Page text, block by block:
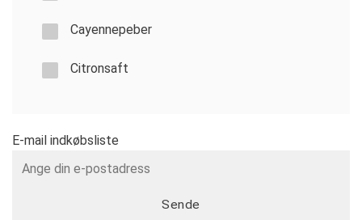
Cayennepeber
Citronsaft
E-mail indkøbsliste
Sende